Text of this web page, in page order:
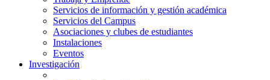
Servicios de información y gestión académica
Servicios del Campus
Asociaciones y clubes de estudiantes
Instalaciones
Eventos
Investigación